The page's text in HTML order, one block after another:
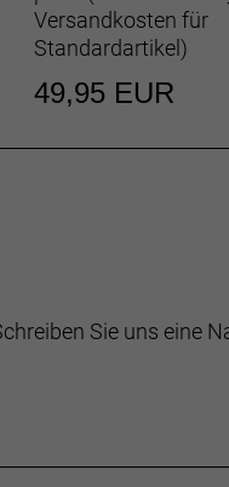
Versandkosten für
Standardartikel)
49,95 EUR
Sie uns eine